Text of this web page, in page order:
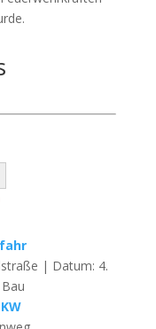
| Datum: 4.